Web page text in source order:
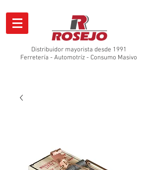
Distribuidor mayorista desde 1991
Ferretería - Automotríz - Consumo Masivo